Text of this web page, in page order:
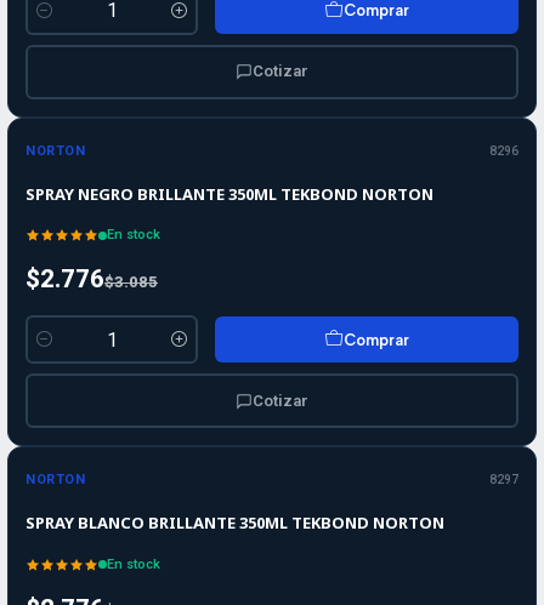
Cantidad
Comprar
Cotizar
-10%OFF
NORTON 8296
SPRAY NEGRO BRILLANTE 350ML TEKBOND NORTON
En stock
$2.776$3.085
Cantidad
Comprar
Cotizar
-10%OFF
NORTON 8297
SPRAY BLANCO BRILLANTE 350ML TEKBOND NORTON
En stock